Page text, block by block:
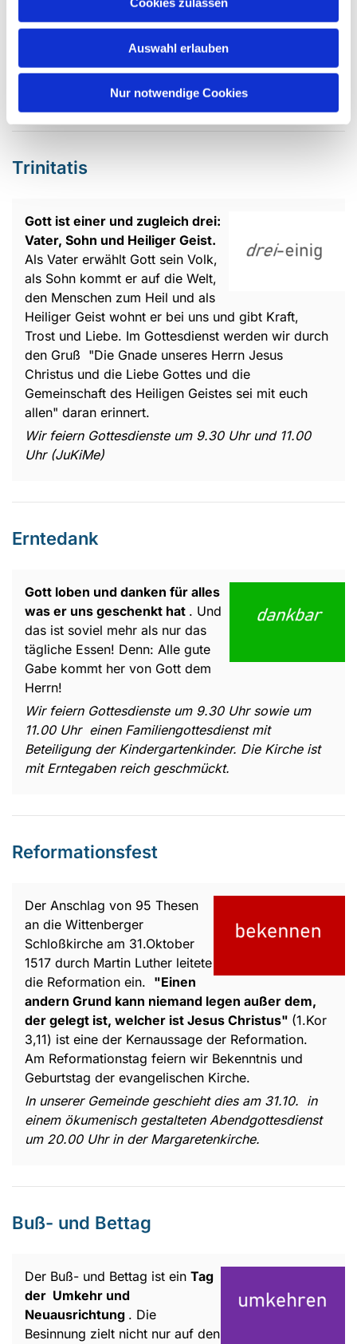
Auswahl erlauben
Nur notwendige Cookies
Der Hl. Geist wird häufig als Feuer oder Wind
dargestellt. Die liturgische Farbe ist rot.
Wir feiern am ersten und zweiten Pfingsttag
Festgottesdienste, jeweils um 9.30 Uhr in der
Margaretenkirche.
Trinitatis
Gott ist einer und zugleich drei:
Vater, Sohn und Heiliger Geist.
Als Vater erwählt Gott sein Volk,
als Sohn kommt er auf die Welt,
den Menschen zum Heil und als
Heiliger Geist wohnt er bei uns und gibt Kraft,
Trost und Liebe. Im Gottesdienst werden wir durch
den Gruß "Die Gnade unseres Herrn Jesus
Christus und die Liebe Gottes und die
Gemeinschaft des Heiligen Geistes sei mit euch
allen" daran erinnert.
Wir feiern Gottesdienste um 9.30 Uhr und 11.00
Uhr (JuKiMe)
Erntedank
Gott loben und danken für alles
was er uns geschenkt hat . Und
das ist soviel mehr als nur das
tägliche Essen! Denn: Alle gute
Gabe kommt her von Gott dem
Herrn!
Wir feiern Gottesdienste um 9.30 Uhr sowie um
11.00 Uhr einen Familiengottesdienst mit
Beteiligung der Kindergartenkinder. Die Kirche ist
mit Erntegaben reich geschmückt.
Reformationsfest
Der Anschlag von 95 Thesen
an die Wittenberger
Schloßkirche am 31.Oktober
1517 durch Martin Luther leitete
die Reformation ein. "Einen
andern Grund kann niemand legen außer dem,
der gelegt ist, welcher ist Jesus Christus" (1.Kor
3,11) ist eine der Kernaussage der Reformation.
Am Reformationstag feiern wir Bekenntnis und
Geburtstag der evangelischen Kirche.
In unserer Gemeinde geschieht dies am 31.10. in
einem ökumenisch gestalteten Abendgottesdienst
um 20.00 Uhr in der Margaretenkirche.
Buß- und Bettag
Der Buß- und Bettag ist ein Tag
der Umkehr und
Neuausrichtung . Die
Besinnung zielt nicht nur auf den